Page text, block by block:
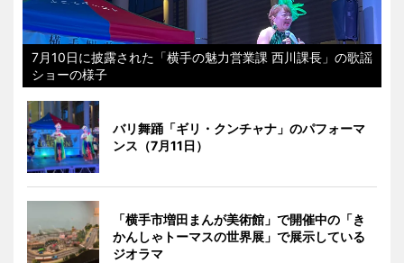
7月10日に披露された「横手の魅力営業課 西川課長」の歌謡
ショーの様子
バリ舞踊「ギリ・クンチャナ」のパフォーマ
ンス（7月11日）
「横手市増田まんが美術館」で開催中の「き
かんしゃトーマスの世界展」で展示している
ジオラマ